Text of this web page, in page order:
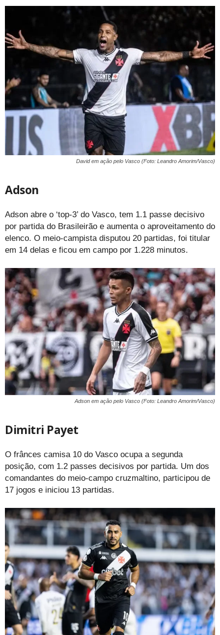
David em ação pelo Vasco (Foto: Leandro Amorim/Vasco)
Adson
Adson abre o ‘top-3’ do Vasco, tem 1.1 passe decisivo
por partida do Brasileirão e aumenta o aproveitamento do
elenco. O meio-campista disputou 20 partidas, foi titular
em 14 delas e ficou em campo por 1.228 minutos.
Adson em ação pelo Vasco (Foto: Leandro Amorim/Vasco)
Dimitri Payet
O frânces camisa 10 do Vasco ocupa a segunda
posição, com 1.2 passes decisivos por partida. Um dos
comandantes do meio-campo cruzmaltino, participou de
17 jogos e iniciou 13 partidas.